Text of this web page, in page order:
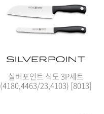
실버포인트 식도 3P세트
(4180,4463/23,4103) [8013]